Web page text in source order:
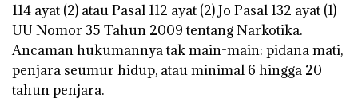
114 ayat (2) atau Pasal 112 ayat (2) Jo Pasal 132 ayat (1)
UU Nomor 35 Tahun 2009 tentang Narkotika.
Ancaman hukumannya tak main-main: pidana mati,
penjara seumur hidup, atau minimal 6 hingga 20
tahun penjara.